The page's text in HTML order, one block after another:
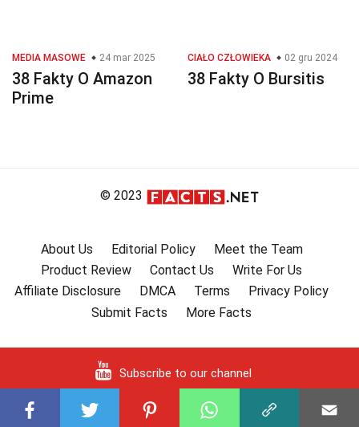
MEDIA MASOWE 24 mar 2025
38 Fakty O Amazon
Prime
CIAŁO CZŁOWIEKA 02 gru 2024
38 Fakty O Bursitis
© 2023
About Us Editorial Policy
Meet the Team
Product Review
Contact Us
Write For Us
Affiliate Disclosure
DMCA Terms
Privacy Policy
Submit Facts
More Facts
Subscribe to our channel